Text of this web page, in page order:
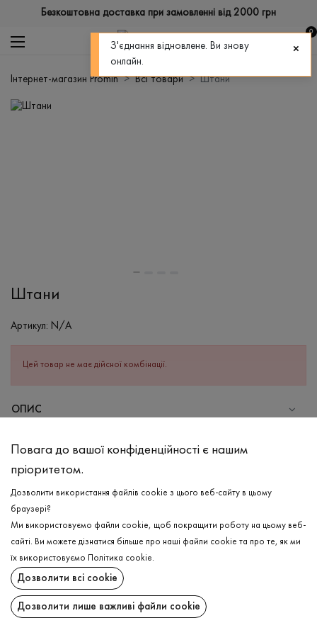
Безкоштовна доставка при замовленні від 2000 грн
0
Інтернет-магазин Promin Всі товари Штани
Штани
Артикул: N/A
Цей товар не має дійсної комбінації.
ОПИС
будете себе відчувати доречно в будь-якій ситуації, адже вони
влучно комбінуються з різними елементами одягу завдяки своїй
універсальності. У складі ніжна бавовна 95% та 5% еластану,
що надає виробу гладкості та властивості гармонійно сідати
по фігурі. По довжині оздоблені тонким декоративним кантом,
що додає особливості та ефекту подовженості ніг. А зручні
кишені на бокових швах та еластична резинка по талії додають
ще більше практичності для активного життя. Чудово
комбінуються з лонгами, футболками та базовими худі.
СКЛАД
ДОСТАВКА
ПОВЕРНЕННЯ
Повага до вашої конфіденційності є нашим
пріоритетом.
Дозволити використання файлів cookie з цього веб-сайту в цьому
браузері?
Ми використовуємо файли cookie, щоб покращити роботу на цьому веб-
сайті. Ви можете дізнатися більше про наші файли cookie та про те, як ми
їх використовуємо
Політика cookie.
Дозволити всі cookie
Дозволити лише важливі файли cookie
З'єднання відновлене. Ви знову
онлайн.